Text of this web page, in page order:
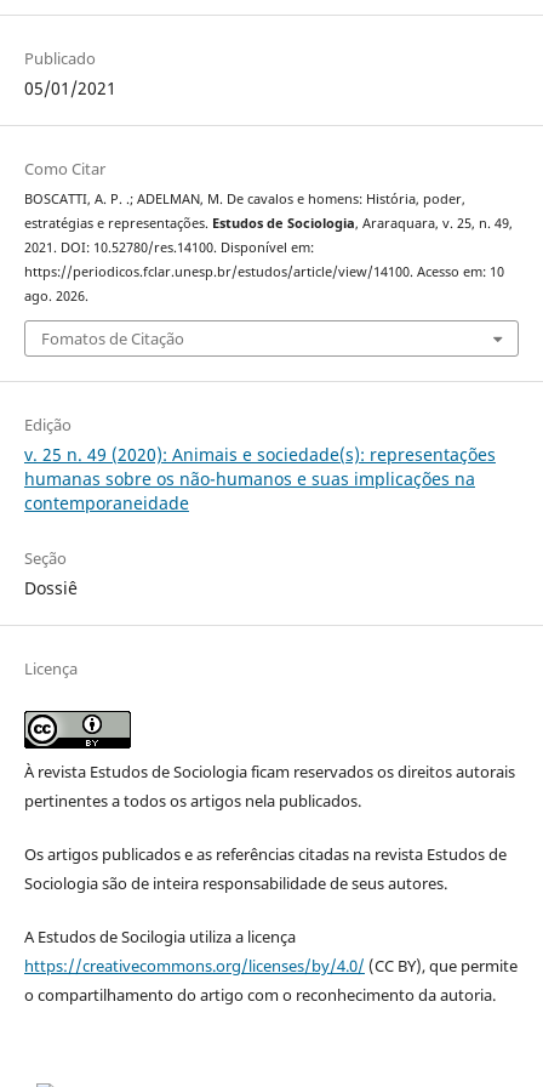
Publicado
05/01/2021
Como Citar
BOSCATTI, A. P. .; ADELMAN, M. De cavalos e homens: História, poder,
estratégias e representações. Estudos de Sociologia, Araraquara, v. 25, n. 49,
2021. DOI: 10.52780/res.14100. Disponível em:
https://periodicos.fclar.unesp.br/estudos/article/view/14100. Acesso em: 10
ago. 2026.
Fomatos de Citação
Edição
v. 25 n. 49 (2020): Animais e sociedade(s): representações
humanas sobre os não-humanos e suas implicações na
contemporaneidade
Seção
Dossiê
Licença
À revista Estudos de Sociologia ficam reservados os direitos autorais
pertinentes a todos os artigos nela publicados.
Os artigos publicados e as referências citadas na revista Estudos de
Sociologia são de inteira responsabilidade de seus autores.
A Estudos de Socilogia utiliza a licença
https://creativecommons.org/licenses/by/4.0/ (CC BY), que permite
o compartilhamento do artigo com o reconhecimento da autoria.